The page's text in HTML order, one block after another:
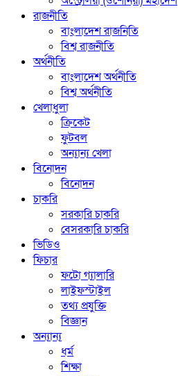
রাজনীতি
বাংলাদেশ রাজনিতি
বিশ্ব রাজনীতি
অর্থনীতি
বাংলাদেশ অর্থনীতি
বিশ্ব অর্থনীতি
খেলাধুলা
ক্রিকেট
ফুটবল
অন্যান্য খেলা
বিনোদন
বিনোদন
চাকরি
সরকারি চাকরি
বেসরকারি চাকরি
ভিডিও
ফিচার
ফটো গ্যালারি
লাইফস্টাইল
তথ্য প্রযুক্তি
বিজ্ঞান
অন্যান্য
ধর্ম
শিক্ষা